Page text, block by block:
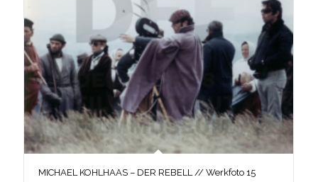
MICHAEL KOHLHAAS – DER REBELL // Werkfoto 15